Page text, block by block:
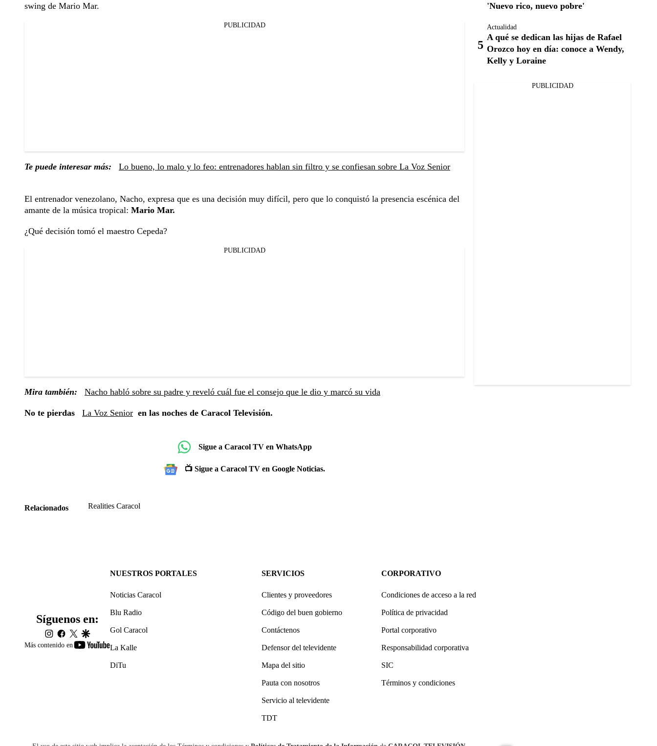
swing de Mario Mar.
PUBLICIDAD
Te puede interesar más: Lo bueno, lo malo y lo feo: entrenadores hablan sin filtro y se confiesan sobre La Voz Senior
El entrenador venezolano, Nacho, expresa que es una decisión muy difícil, pero que lo conquistó la presencia escénica del
amante de la música tropical: Mario Mar.
¿Qué decisión tomó el maestro Cepeda?
PUBLICIDAD
Mira también: Nacho habló sobre su padre y reveló cuál fue el consejo que le dio y marcó su vida
No te pierdas La Voz Senior en las noches de Caracol Televisión.
Sigue a Caracol TV en WhatsApp
📺 Sigue a Caracol TV en Google Noticias.
Relacionados Realities Caracol
'Nuevo rico, nuevo pobre'
Actualidad
A qué se dedican las hijas de Rafael
Orozco hoy en día: conoce a Wendy,
Kelly y Loraine
PUBLICIDAD
Más contenido en
youtube-
Síguenos en:
instagram
facebook
twittergoogle
NUESTROS PORTALES
Noticias Caracol
Blu Radio
Gol Caracol
La Kalle
DiTu
SERVICIOS
Clientes y proveedores
Código del buen gobierno
Contáctenos
Defensor del televidente
Mapa del sitio
Pauta con nosotros
Servicio al televidente
TDT
CORPORATIVO
Condiciones de acceso a la red
Política de privacidad
Portal corporativo
Responsabilidad corporativa
SIC
Términos y condiciones